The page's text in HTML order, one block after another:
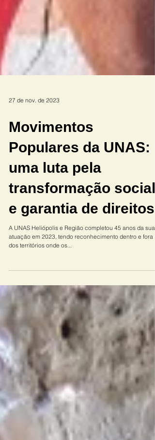
27 de nov. de 2023
Movimentos
Populares da UNAS:
uma luta pela
transformação social
e garantia de direitos
A UNAS Heliópolis e Região completou 45 anos da sua